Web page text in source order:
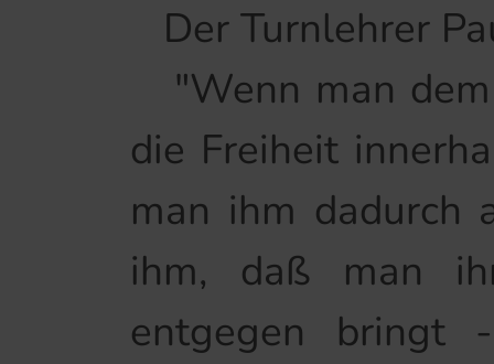
Der Turnlehrer
"Wenn man dem
die Freiheit
man ihm dadurch
ihm, daß man
entgegen bringt